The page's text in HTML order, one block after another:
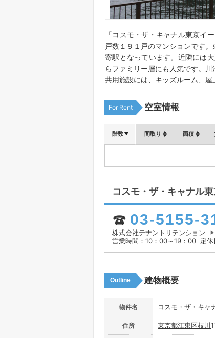
「コスモ・ザ・キャナル東京イ
戸数１９１戸のマンションです
寄駅となっています。近隣には
らファミリー層にも人気です。
共用施設には、キッズルーム、屋
For Rent 空室情報
階数 間取り 面積
コスモ・ザ・キャナル
03-5155-
株式会社テナントリテンション
営業時間：10：00～19：00 定
Outline 建物概要
物件名 コスモ・ザ・キャ
住所 東京都江東区枝川